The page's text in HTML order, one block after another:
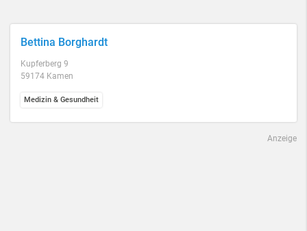
Bettina Borghardt
Kupferberg 9
59174 Kamen
Medizin & Gesundheit
Anzeige